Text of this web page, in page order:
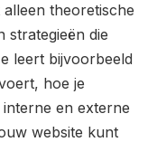
alleen theoretische
strategieën die
leert bijvoorbeeld
hoe je
en externe
website kunt